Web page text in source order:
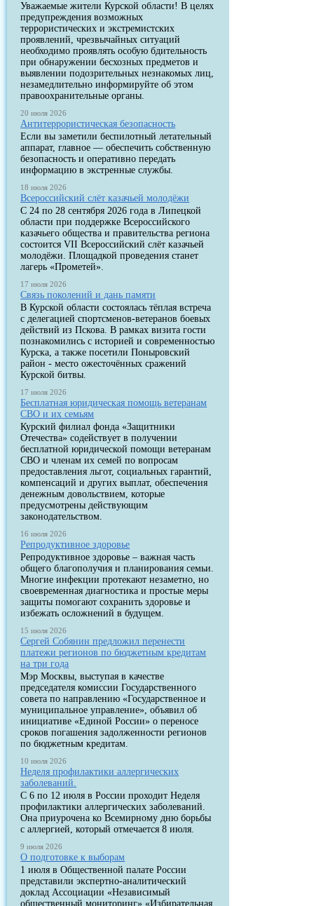
Уважаемые жители Курской области! В целях
предупреждения возможных
террористических и экстремистских
проявлений, чрезвычайных ситуаций
необходимо проявлять особую бдительность
при обнаружении бесхозных предметов и
выявлении подозрительных незнакомых лиц,
незамедлительно информируйте об этом
правоохранительные органы.
20 июля 2026
Антитеррористическая безопасность
Если вы заметили беспилотный летательный
аппарат, главное — обеспечить собственную
безопасность и оперативно передать
информацию в экстренные службы.
18 июля 2026
Всероссийский слёт казачьей молодёжи
С 24 по 28 сентября 2026 года в Липецкой
области при поддержке Всероссийского
казачьего общества и правительства региона
состоится VII Всероссийский слёт казачьей
молодёжи. Площадкой проведения станет
лагерь «Прометей».
17 июля 2026
Связь поколений и дань памяти
В Курской области состоялась тёплая встреча
с делегацией спортсменов-ветеранов боевых
действий из Пскова. В рамках визита гости
познакомились с историей и современностью
Курска, а также посетили Поныровский
район - место ожесточённых сражений
Курской битвы.
17 июля 2026
Бесплатная юридическая помощь ветеранам
СВО и их семьям
Курский филиал фонда «Защитники
Отечества» содействует в получении
бесплатной юридической помощи ветеранам
СВО и членам их семей по вопросам
предоставления льгот, социальных гарантий,
компенсаций и других выплат, обеспечения
денежным довольствием, которые
предусмотрены действующим
законодательством.
16 июля 2026
Репродуктивное здоровье
Репродуктивное здоровье – важная часть
общего благополучия и планирования семьи.
Многие инфекции протекают незаметно, но
своевременная диагностика и простые меры
защиты помогают сохранить здоровье и
избежать осложнений в будущем.
15 июля 2026
Сергей Собянин предложил перенести
платежи регионов по бюджетным кредитам
на три года
Мэр Москвы, выступая в качестве
председателя комиссии Государственного
совета по направлению «Государственное и
муниципальное управление», объявил об
инициативе «Единой России» о переносе
сроков погашения задолженности регионов
по бюджетным кредитам.
10 июля 2026
Неделя профилактики аллергических
заболеваний.
С 6 по 12 июля в России проходит Неделя
профилактики аллергических заболеваний.
Она приурочена ко Всемирному дню борьбы
с аллергией, который отмечается 8 июля.
9 июля 2026
О подготовке к выборам
1 июля в Общественной палате России
представили экспертно-аналитический
доклад Ассоциации «Независимый
общественный мониторинг» «Избирательная